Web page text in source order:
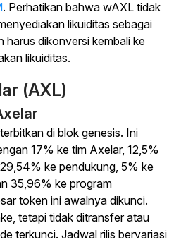
. Perhatikan bahwa wAXL tidak
likuiditas sebagai
harus dikonversi kembali ke
likuiditas.
(AXL)
di blok genesis. Ini
17% ke tim Axelar, 12,5%
ke pendukung, 5% ke
35,96% ke program
token ini awalnya dikunci.
tetapi tidak ditransfer atau
terkunci. Jadwal rilis bervariasi